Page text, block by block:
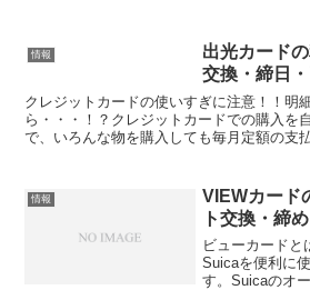
情報
出光カード
交換・締日
クレジットカードの使いすぎに注意！！明
ら・・・！？クレジットカードでの購入を
で、いろんな物を購入しても毎月定額の支
情報
VIEWカード
ト交換・締
ビューカードと
Suicaを便利に
す。Suicaのオ